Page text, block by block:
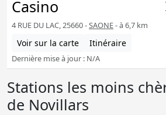
Casino
4 RUE DU LAC, 25660 -SAONE- à 6,7 km
Voir sur la carte Itinéraire
Dernière mise à jour : N/A
Stations les moins
de Novillars